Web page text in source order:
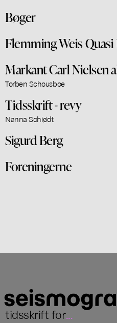
Bøger
Flemming Weis Quasi
Markant Carl Nielsen
Torben Schousboe
Tidsskrift - revy
Nanna Schiødt
Sigurd Berg
Foreningerne
tidsskrift for...